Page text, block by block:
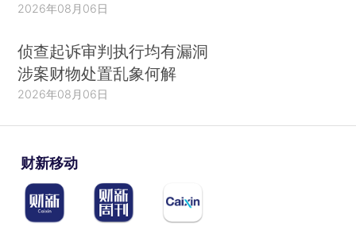
2026年08月06日
侦查起诉审判执行均有漏洞
涉案财物处置乱象何解
2026年08月06日
财新移动